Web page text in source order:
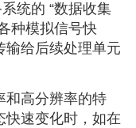
统的 “数据收集
种模拟信号快
输给后续处理单元
和高分辨率的特
快速变化时，如在